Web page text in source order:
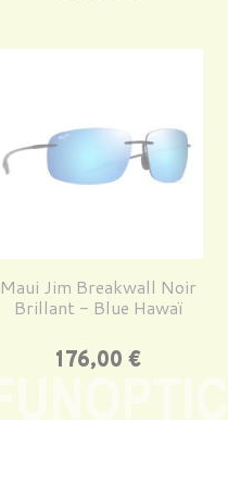
Maui Jim Breakwall Noir
Brillant - Blue Hawaï
Prix
176,00 €